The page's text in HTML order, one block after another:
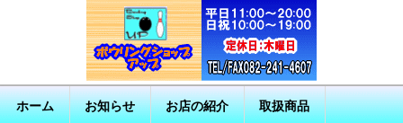
ホーム お知らせ お店の紹介 取扱商品